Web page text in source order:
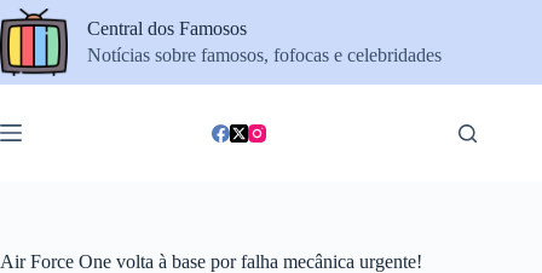
Pular
para
o
conteúdo
Central dos Famosos
Notícias sobre famosos, fofocas e celebridades
Air Force One volta à base por falha mecânica urgente!